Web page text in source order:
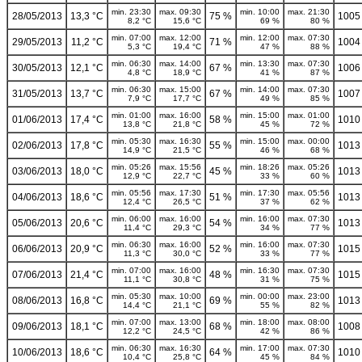
28/05/2013 13,3 °C
min. 23:30
8,2 °C
max. 09:30
15,6 °C
75 %
min. 10:00
69 %
max. 21:30
80 %
29/05/2013 11,2 °C
min. 07:00
5,3 °C
max. 12:00
19,4 °C
71 %
min. 12:00
47 %
max. 07:30
88 %
30/05/2013 12,1 °C
min. 06:30
4,8 °C
max. 14:00
18,9 °C
67 %
min. 13:30
41 %
max. 07:30
87 %
31/05/2013 13,7 °C
min. 06:30
7,9 °C
max. 15:00
17,7 °C
67 %
min. 14:00
49 %
max. 07:30
85 %
01/06/2013 17,4 °C
min. 01:00
13,8 °C
max. 16:00
21,8 °C
58 %
min. 15:00
45 %
max. 01:00
72 %
02/06/2013 17,8 °C
min. 05:30
14,9 °C
max. 16:30
21,5 °C
55 %
min. 15:00
46 %
max. 00:00
68 %
03/06/2013 18,0 °C
min. 05:26
12,9 °C
max. 15:56
22,7 °C
45 %
min. 18:26
33 %
max. 05:26
60 %
04/06/2013 18,6 °C
min. 05:56
12,4 °C
max. 17:30
26,5 °C
51 %
min. 17:30
37 %
max. 05:56
62 %
05/06/2013 20,6 °C
min. 06:00
11,4 °C
max. 16:00
29,3 °C
54 %
min. 16:00
34 %
max. 07:30
77 %
06/06/2013 20,9 °C
min. 06:30
11,3 °C
max. 16:00
30,0 °C
52 %
min. 16:00
33 %
max. 07:30
77 %
07/06/2013 21,4 °C
min. 07:00
11,1 °C
max. 16:00
30,8 °C
48 %
min. 16:30
31 %
max. 07:30
75 %
08/06/2013 16,8 °C
min. 05:30
14,4 °C
max. 10:00
21,1 °C
69 %
min. 00:00
55 %
max. 23:00
82 %
09/06/2013 18,1 °C
min. 07:00
12,2 °C
max. 13:00
24,5 °C
68 %
min. 18:00
42 %
max. 08:00
86 %
10/06/2013 18,6 °C
min. 06:30
10,4 °C
max. 16:30
25,8 °C
64 %
min. 17:00
45 %
max. 07:30
84 %